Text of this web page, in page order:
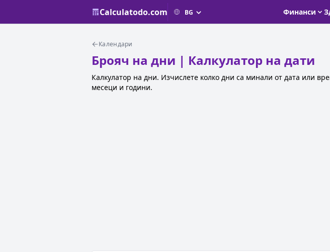
Calculatodo.com Финанси
Календари
Брояч на дни | Калкулатор на дати
Калкулатор на дни. Изчислете колко дни са минали от дата или
месеци и години.